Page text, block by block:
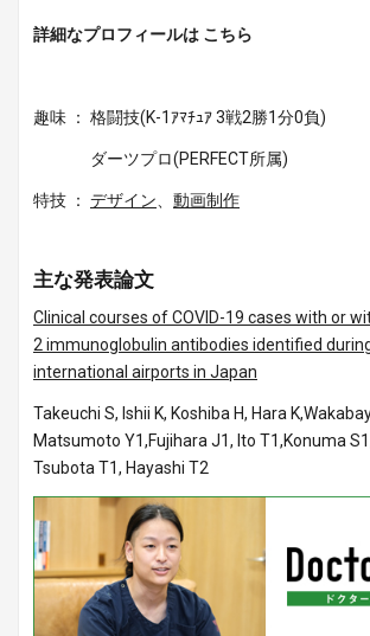
詳細なプロフィールは こちら
趣味 ： 格闘技(K-1ｱﾏﾁｭｱ 3戦2勝1分0負)
ダーツプロ(PERFECT所属)
特技 ： デザイン 動画制作
主な発表論文
Clinical courses of COVID-19 cases with or
2 immunoglobulin antibodies identified
international airports in Japan
Takeuchi S, Ishii K, Koshiba H, Hara
Matsumoto Y1,Fujihara J1, Ito T1,Konuma
Tsubota T1, Hayashi T2